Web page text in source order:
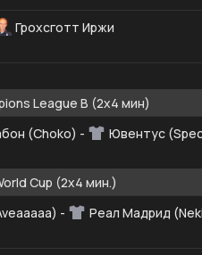
Грохсготт Иржи
League B (2x4 мин)
(Choko) - Ювентус
Cup (2x4 мин.)
- Реал Мадрид